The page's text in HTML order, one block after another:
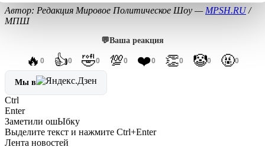
Автор: Редакция Мировое Политическое Шоу — MPSH.RU/
МПШ
💬Ваша реакция
🔥 0 👍0 🤣0 💯0 ❤️0 👏0 🤡0 🤬0
Мы в
Ctrl
Enter
Заметили ошЫбку
Выделите текст и нажмите Ctrl+Enter
Лента новостей